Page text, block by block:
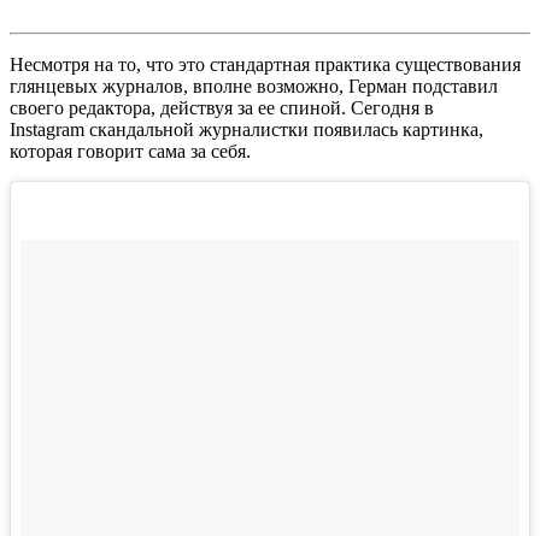
Несмотря на то, что это стандартная практика существования
глянцевых журналов, вполне возможно, Герман подставил
своего редактора, действуя за ее спиной. Сегодня в
Instagram скандальной журналистки появилась картинка,
которая говорит сама за себя.